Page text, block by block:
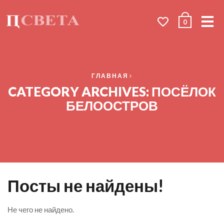
0
ГЛАВНАЯ
CATEGORY ARCHIVES: ПОСЁЛОК
БЕЛООСТРОВ
Посты не найдены!
Не чего не найдено.